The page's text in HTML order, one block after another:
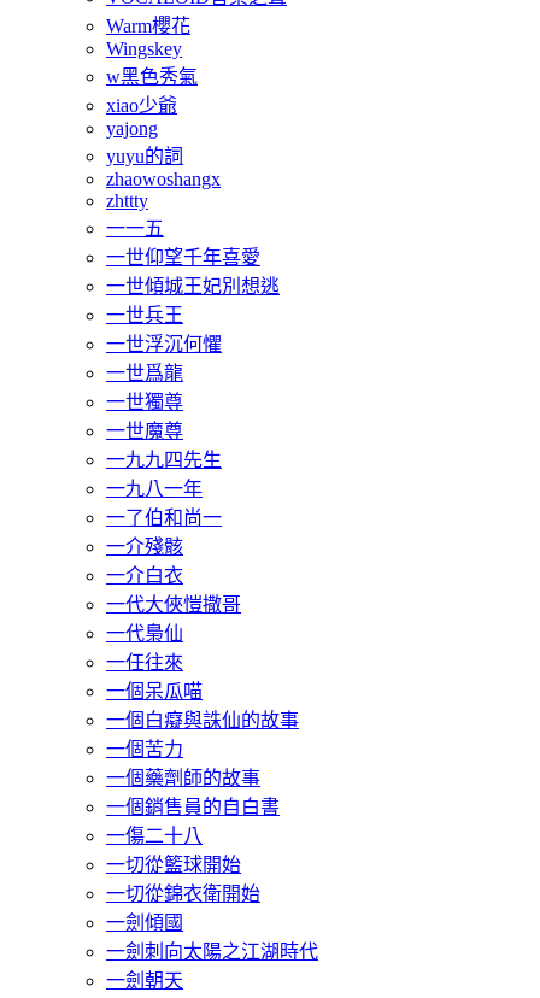
Warm櫻花
Wingskey
w黑色秀氣
xiao少爺
yajong
yuyu的詞
zhaowoshangx
zhttty
一一五
一世仰望千年喜愛
一世傾城王妃別想逃
一世兵王
一世浮沉何懼
一世爲龍
一世獨尊
一世魔尊
一九九四先生
一九八一年
一了伯和尚一
一介殘骸
一介白衣
一代大俠愷撒哥
一代梟仙
一任往來
一個呆瓜喵
一個白癡與誅仙的故事
一個苦力
一個藥劑師的故事
一個銷售員的自白書
一傷二十八
一切從籃球開始
一切從錦衣衛開始
一劍傾國
一劍刺向太陽之江湖時代
一劍朝天